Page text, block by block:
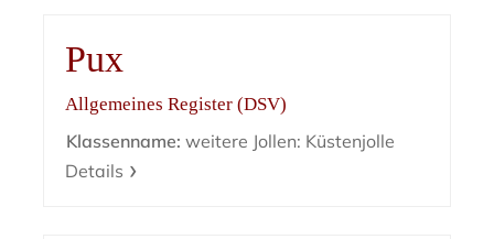
Pux
Allgemeines Register (DSV)
Klassenname: weitere Jollen: Küstenjolle
Details